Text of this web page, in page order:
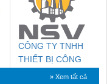
CÔNG TY TNHH
THIẾT BỊ CÔNG
NGHIỆP NIHON
» Xem tất cả